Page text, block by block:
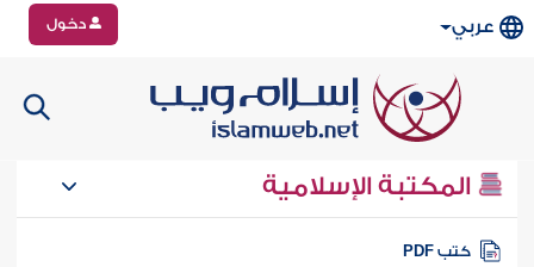
عربي دخول
المكتبة الإسلامية